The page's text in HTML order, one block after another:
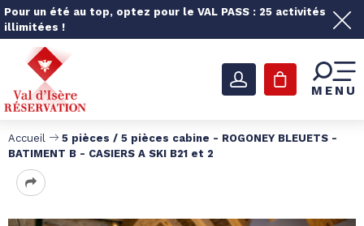
Pour un été au top, optez pour le VAL PASS : 25 activités
illimitées !
MENU
Accueil
5 pièces / 5 pièces cabine - ROGONEY BLEUETS -
BATIMENT B - CASIERS A SKI B21 et 2